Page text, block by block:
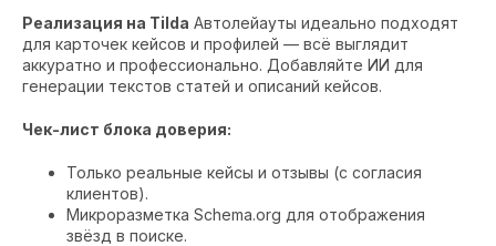
Реализация на Tilda Автолейауты идеально подходят
для карточек кейсов и профилей — всё выглядит
аккуратно и профессионально. Добавляйте ИИ для
генерации текстов статей и описаний кейсов.
Чек-лист блока доверия:
Только реальные кейсы и отзывы (с согласия
клиентов).
Микроразметка Schema.org для отображения
звёзд в поиске.